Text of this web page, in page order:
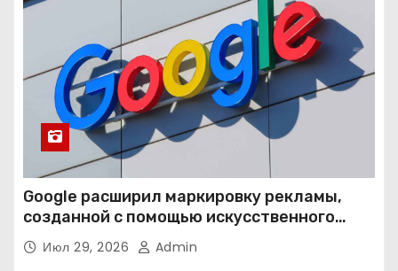
Google расширил маркировку рекламы,
созданной с помощью искусственного
интеллекта
Июл 29, 2026 Admin